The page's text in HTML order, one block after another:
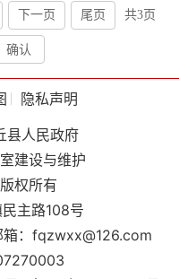
下一页 尾页 共3页
确认
隐私声明
县人民政府
建设与维护
权所有
主路108号
箱：fqzwxx@126.com